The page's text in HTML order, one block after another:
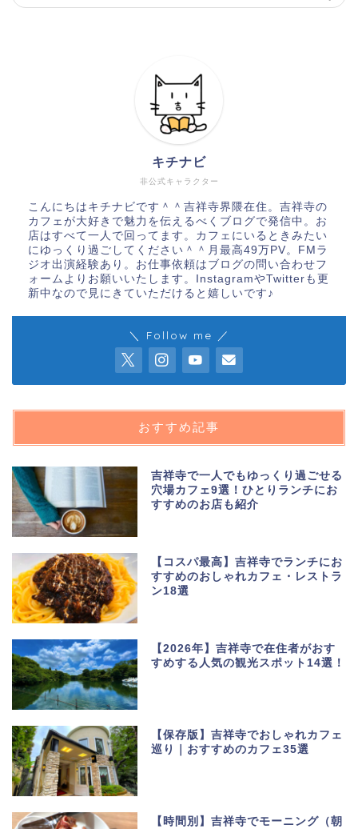
非公式キャラクター
キチナビ
こんにちはキチナビです＾＾吉祥寺界隈在住。吉祥寺の
カフェが大好きで魅力を伝えるべくブログで発信中。お
店はすべて一人で回ってます。カフェにいるときみたい
にゆっくり過ごしてください＾＾月最高49万PV。FMラ
ジオ出演経験あり。お仕事依頼はブログの問い合わせフ
ォームよりお願いいたします。InstagramやTwitterも更
新中なので見にきていただけると嬉しいです♪
＼ Follow me ／
おすすめ記事
吉祥寺で一人でもゆっくり過ごせる
穴場カフェ9選！ひとりランチにお
すすめのお店も紹介
【コスパ最高】吉祥寺でランチにお
すすめのおしゃれカフェ・レストラ
ン18選
【2026年】吉祥寺で在住者がおす
すめする人気の観光スポット14選！
【保存版】吉祥寺でおしゃれカフェ
巡り｜おすすめのカフェ35選
【時間別】吉祥寺でモーニング（朝